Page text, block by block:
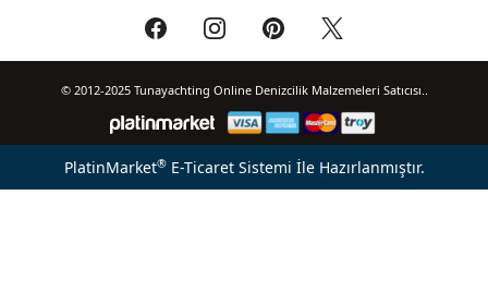
© 2012-2025 Tunayachting Online Denizcilik Malzemeleri Satıcısı..
PlatinMarket®E-Ticaret Sistemi İle Hazırlanmıştır.